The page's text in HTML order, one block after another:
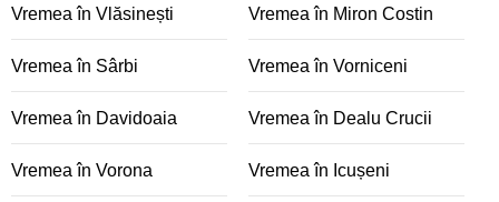
Vremea în Vlăsinești Vremea în Miron Costin
Vremea în Sârbi Vremea în Vorniceni
Vremea în Davidoaia Vremea în Dealu Crucii
Vremea în Vorona Vremea în Icușeni